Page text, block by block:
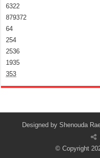
6322
879372
64
254
2536
1935
353
Shenouda
© Copyright